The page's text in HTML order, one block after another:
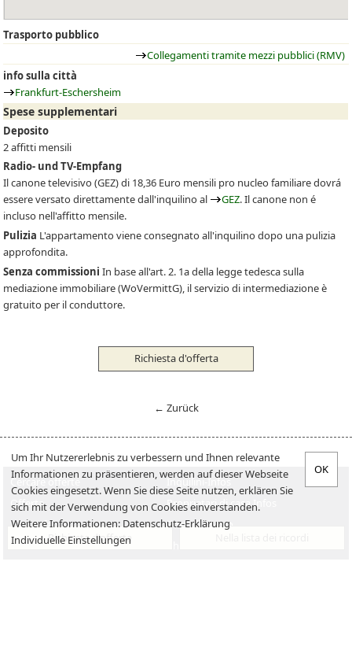
Richiesta d'offerta
Trasporto pubblico
Collegamenti tramite mezzi pubblici (RMV)
info sulla città
Frankfurt-Eschersheim
Spese supplementari
Deposito
2 affitti mensili
Radio- und TV-Empfang
Il canone televisivo(GEZ)di 18,36 Euro mensili pro nucleo familiare dovrá
essere versato direttamente dall'inquilino al
GEZ. Il canone non é
incluso nell'affitto mensile.
Pulizia L'appartamento viene consegnato all'inquilino dopo una pulizia
approfondita.
Senza commissioni In base all'art. 2. 1a della legge tedesca sulla
mediazione immobiliare (WoVermittG), il servizio di intermediazione è
gratuito per il conduttore.
Richiesta d'offerta
← Zurück
Cercare offerte
Inquilini-Infos
Offerta
Proprietari di casa Infos
Verkaufen
Posti di lavoro
Vendita
Um Ihr Nutzererlebnis zu verbessern und Ihnen relevante
Informationen zu präsentieren, werden auf dieser Webseite
Cookies eingesetzt. Wenn Sie diese Seite nutzen, erklären Sie
sich mit der Verwendung von Cookies einverstanden.
Weitere Informationen: Datenschutz-Erklärung
Individuelle Einstellungen